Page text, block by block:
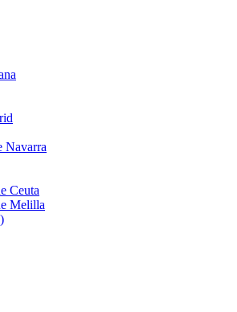
Navarra
Ceuta
Melilla